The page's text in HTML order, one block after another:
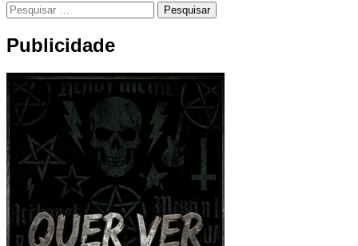
Pesquisar
por:
Publicidade